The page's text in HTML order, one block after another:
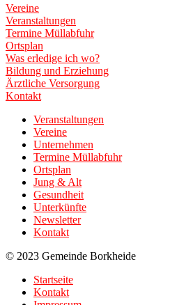
Vereine
Veranstaltungen
Termine Müllabfuhr
Ortsplan
Was erledige ich wo?
Bildung und Erziehung
Ärztliche Versorgung
Kontakt
Veranstaltungen
Vereine
Unternehmen
Termine Müllabfuhr
Ortsplan
Jung & Alt
Gesundheit
Unterkünfte
Newsletter
Kontakt
© 2023 Gemeinde Borkheide
Startseite
Kontakt